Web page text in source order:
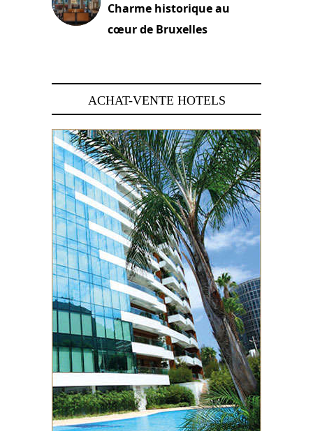
Charme historique au
cœur de Bruxelles
ACHAT-VENTE HOTELS